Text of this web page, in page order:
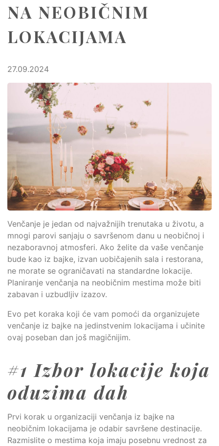
NA NEOBIČNIM
LOKACIJAMA
27.09.2024
Venčanje je jedan od najvažnijih trenutaka u životu, a
mnogi parovi sanjaju o savršenom danu u neobičnoj i
nezaboravnoj atmosferi. Ako želite da vaše venčanje
bude kao iz bajke, izvan uobičajenih sala i restorana,
ne morate se ograničavati na standardne lokacije.
Planiranje venčanja na neobičnim mestima može biti
zabavan i uzbudljiv izazov.
Evo pet koraka koji će vam pomoći da organizujete
venčanje iz bajke na jedinstvenim lokacijama i učinite
ovaj poseban dan još magičnijim.
#1 Izbor lokacije koja
oduzima dah
Prvi korak u organizaciji venčanja iz bajke na
neobičnim lokacijama je odabir savršene destinacije.
Razmislite o mestima koja imaju posebnu vrednost za